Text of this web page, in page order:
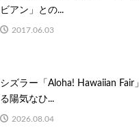
ビアン」との...
2017.06.03
シズラー「Aloha! Hawaiian Fair
る陽気なひ...
2026.08.04